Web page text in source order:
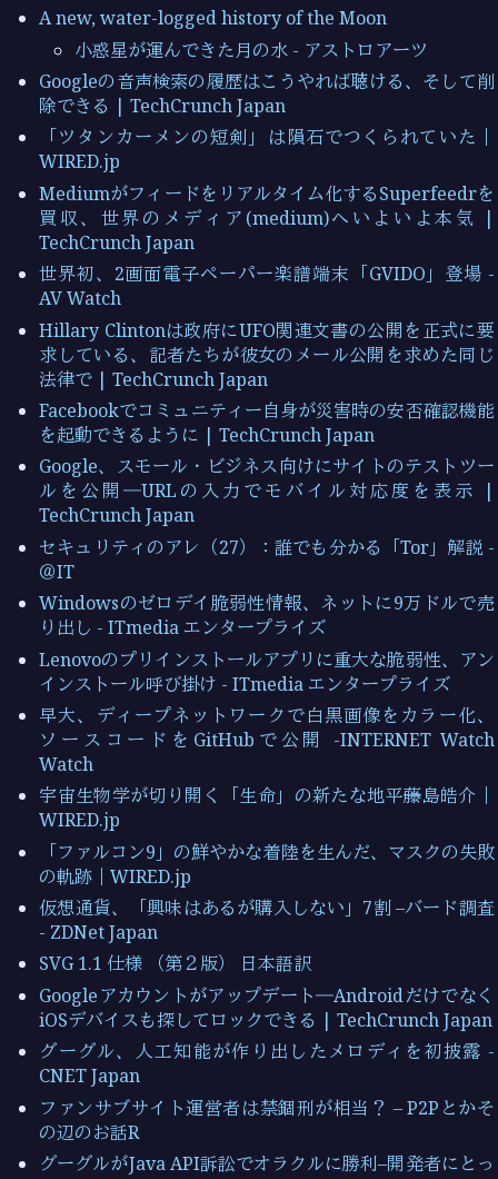
A new, water-logged history of the Moon
小惑星が運んできた月の水 - アストロアーツ
Googleの音声検索の履歴はこうやれば聴ける、そして削
除できる | TechCrunch Japan
「ツタンカーメンの短剣」は隕石でつくられていた｜
WIRED.jp
Mediumがフィードをリアルタイム化するSuperfeedrを
買収、世界のメディア(medium)へいよいよ本気 |
TechCrunch Japan
世界初、2画面電子ペーパー楽譜端末「GVIDO」登場 -
AV Watch
Hillary Clintonは政府にUFO関連文書の公開を正式に要
求している、記者たちが彼女のメール公開を求めた同じ
法律で | TechCrunch Japan
Facebookでコミュニティー自身が災害時の安否確認機能
を起動できるように | TechCrunch Japan
Google、スモール・ビジネス向けにサイトのテストツー
ルを公開―URLの入力でモバイル対応度を表示 |
TechCrunch Japan
セキュリティのアレ（27）：誰でも分かる「Tor」解説 -
＠IT
Windowsのゼロデイ脆弱性情報、ネットに9万ドルで売
り出し - ITmedia エンタープライズ
Lenovoのプリインストールアプリに重大な脆弱性、アン
インストール呼び掛け - ITmedia エンタープライズ
早大、ディープネットワークで白黒画像をカラー化、
ソースコードをGitHubで公開 -INTERNET Watch
Watch
宇宙生物学が切り開く「生命」の新たな地平──藤島皓介｜
WIRED.jp
「ファルコン9」の鮮やかな着陸を生んだ、マスクの失敗
の軌跡｜WIRED.jp
仮想通貨、「興味はあるが購入しない」7割 –バード調査
- ZDNet Japan
SVG 1.1 仕様 （第２版） 日本語訳
Googleアカウントがアップデート―Androidだけでなく
iOSデバイスも探してロックできる | TechCrunch Japan
グーグル、人工知能が作り出したメロディを初披露 -
CNET Japan
ファンサブサイト運営者は禁錮刑が相当？ – P2Pとかそ
の辺のお話R
グーグルがJava API訴訟でオラクルに勝利–開発者にとっ